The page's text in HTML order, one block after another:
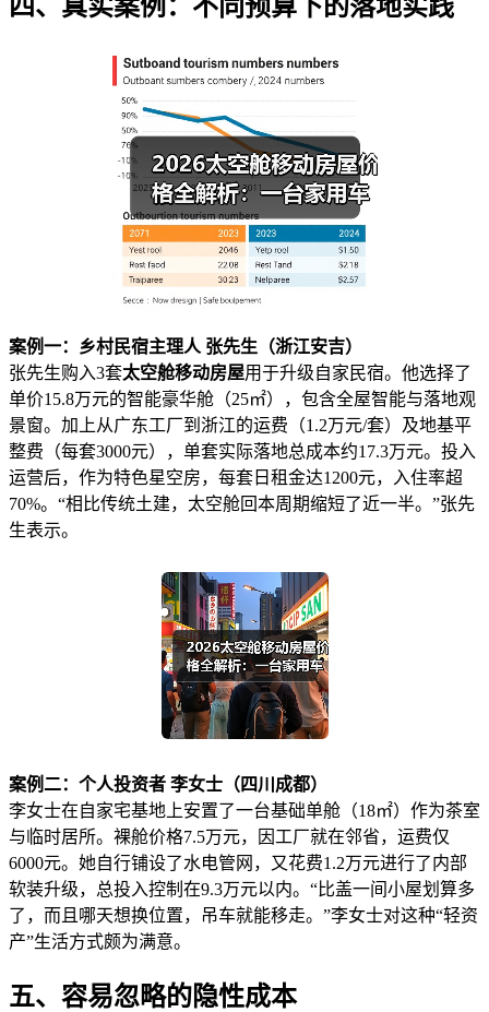
四、真实案例：不同预算下的落地实践
案例一：乡村民宿主理人 张先生（浙江安吉）
张先生购入3套太空舱移动房屋用于升级自家民宿。他选择了
单价15.8万元的智能豪华舱（25㎡），包含全屋智能与落地观
景窗。加上从广东工厂到浙江的运费（1.2万元/套）及地基平
整费（每套3000元），单套实际落地总成本约17.3万元。投入
运营后，作为特色星空房，每套日租金达1200元，入住率超
70%。“相比传统土建，太空舱回本周期缩短了近一半。”张先
生表示。
案例二：个人投资者 李女士（四川成都）
李女士在自家宅基地上安置了一台基础单舱（18㎡）作为茶室
与临时居所。裸舱价格7.5万元，因工厂就在邻省，运费仅
6000元。她自行铺设了水电管网，又花费1.2万元进行了内部
软装升级，总投入控制在9.3万元以内。“比盖一间小屋划算多
了，而且哪天想换位置，吊车就能移走。”李女士对这种“轻资
产”生活方式颇为满意。
五、容易忽略的隐性成本